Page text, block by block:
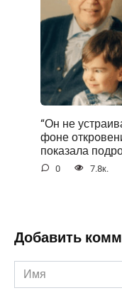
“Он не
фоне
показала
0 7.8к.
Добавить
Имя
*